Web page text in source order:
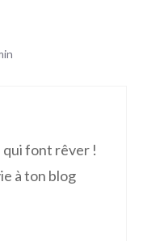
font rêver !
à ton blog